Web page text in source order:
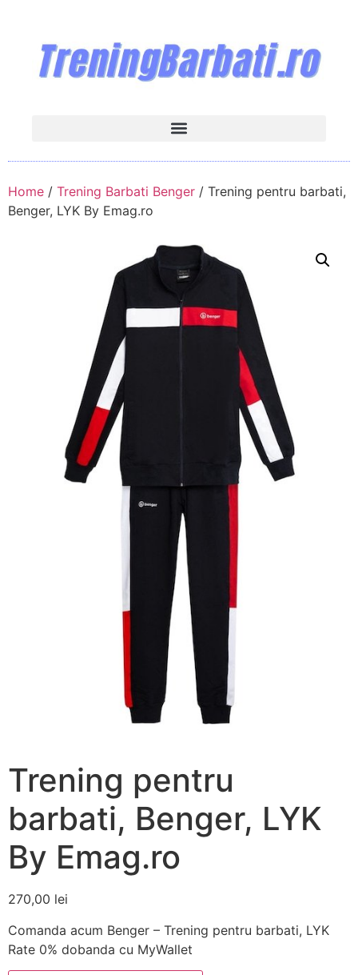
Home / Trening Barbati Benger / Trening pentru barbati,
Benger, LYK By Emag.ro
Trening pentru
barbati, Benger, LYK
By Emag.ro
270,00 lei
Comanda acum Benger – Trening pentru barbati, LYK
Rate 0% dobanda cu MyWallet